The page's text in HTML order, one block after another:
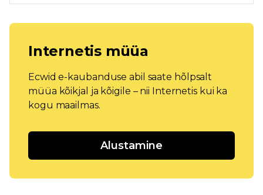
Internetis müüa
Ecwid e-kaubanduse abil saate hõlpsalt
müüa kõikjal ja kõigile – nii Internetis kui ka
kogu maailmas.
Alustamine